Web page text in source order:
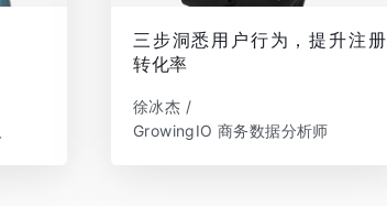
三步洞悉用户行为，提升注册
转化率
徐冰杰 /
GrowingIO 商务数据分析师